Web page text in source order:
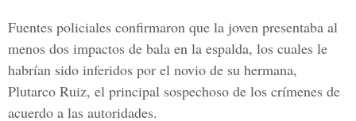
Fuentes policiales confirmaron que la joven presentaba al
menos dos impactos de bala en la espalda, los cuales le
habrían sido inferidos por el novio de su hermana,
Plutarco Ruiz, el principal sospechoso de los crímenes de
acuerdo a las autoridades.